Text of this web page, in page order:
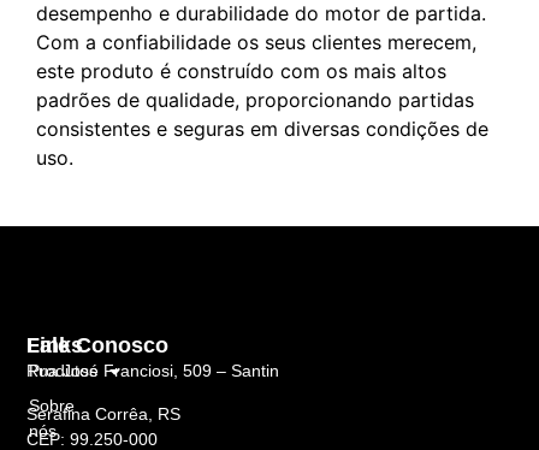
desempenho e durabilidade do motor de partida.
Com a confiabilidade os seus clientes merecem,
este produto é construído com os mais altos
padrões de qualidade, proporcionando partidas
consistentes e seguras em diversas condições de
uso.
Links
Produtos
Sobre
nós
Fale Conosco
Rua José Franciosi, 509 – Santin
Serafina Corrêa, RS
CEP: 99.250-000